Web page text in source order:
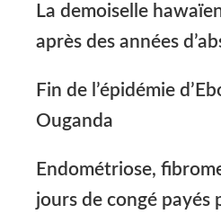
La demoiselle
après des années
Fin de l’épidémie
Ouganda
Endométriose,
jours de congé payés